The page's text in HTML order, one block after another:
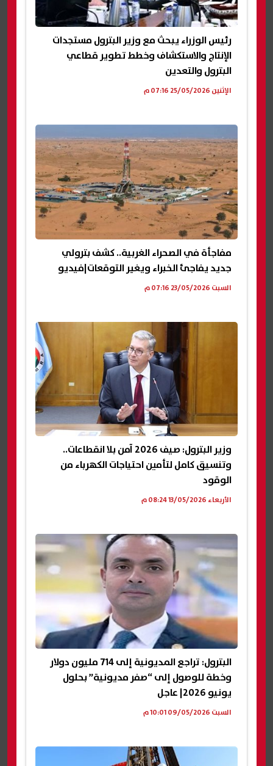
رئيس الوزراء يبحث مع وزير البترول مستجدات
الإنتاج والاستكشاف وخطط تطوير قطاعي
البترول والتعدين
الإثنين 25/05/2026 07:16 م
مفاجأة في الصحراء الغربية.. كشف بترولي
جديد يفاجئ الخبراء ويغير التوقعات|فيديو
السبت 23/05/2026 07:16 م
وزير البترول: صيف 2026 آمن بلا انقطاعات..
وتنسيق كامل لتأمين احتياجات الكهرباء من
الوقود
الأربعاء 13/05/2026 08:24 م
البترول: تراجع المديونية إلى 714 مليون دولار
وخطة للوصول إلى “صفر مديونية” بحلول
يونيو 2026| عاجل
السبت 09/05/2026 10:01 م